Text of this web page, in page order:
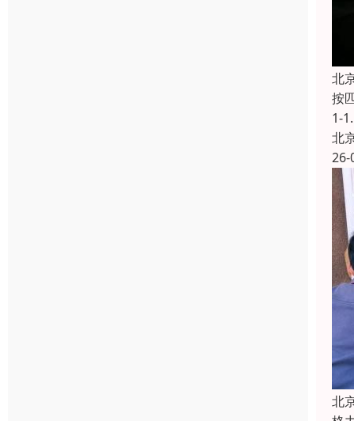
北
按
1-
北
26-
北